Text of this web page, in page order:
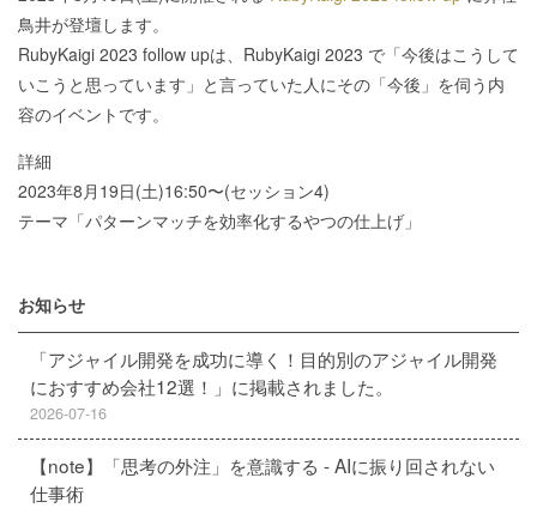
鳥井が登壇します。
RubyKaigi 2023 follow upは、RubyKaigi 2023 で「今後はこうして
いこうと思っています」と言っていた人にその「今後」を伺う内
容のイベントです。
詳細
2023年8月19日(土)16:50〜(セッション4)
テーマ「パターンマッチを効率化するやつの仕上げ」
お知らせ
「アジャイル開発を成功に導く！目的別のアジャイル開発
におすすめ会社12選！」に掲載されました。
2026-07-16
【note】「思考の外注」を意識する - AIに振り回されない
仕事術